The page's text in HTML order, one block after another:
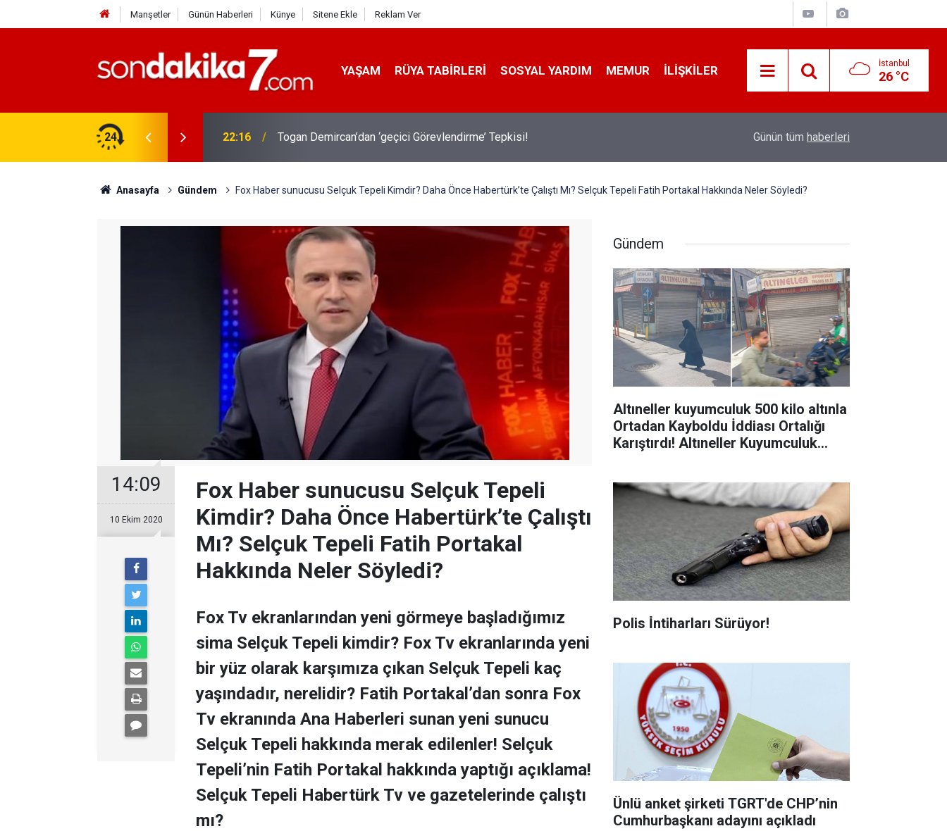
Manşetler Günün Haberleri Künye Sitene Ekle Reklam Ver
YAŞAM RÜYA TABIRLERI SOSYAL YARDIM MEMUR İLIŞKILER İstanbul
26 °C
24 22:16 Togan Demircan’dan ‘geçici Görevlendirme’ Tepkisi! Sıcak Havalarda Ödem Şikayetini Hafife
Günün tüm haberleri
Anasayfa Gündem Fox Haber sunucusu Selçuk Tepeli Kimdir? Daha Önce Habertürk’te Çalıştı Mı? Selçuk Tepeli Fatih Portakal Hakkında Neler Söyledi?
14:09
10 Ekim 2020
Fox Haber sunucusu Selçuk Tepeli
Kimdir? Daha Önce Habertürk’te Çalıştı
Mı? Selçuk Tepeli Fatih Portakal
Hakkında Neler Söyledi?
Fox Tv ekranlarından yeni görmeye başladığımız
sima Selçuk Tepeli kimdir? Fox Tv ekranlarında yeni
bir yüz olarak karşımıza çıkan Selçuk Tepeli kaç
yaşındadır, nerelidir? Fatih Portakal’dan sonra Fox
Tv ekranında Ana Haberleri sunan yeni sunucu
Selçuk Tepeli hakkında merak edilenler! Selçuk
Tepeli’nin Fatih Portakal hakkında yaptığı açıklama!
Selçuk Tepeli Habertürk Tv ve gazetelerinde çalıştı
mı?
Gündem
Altıneller kuyumculuk 500 kilo altınla
Ortadan Kayboldu İddiası Ortalığı
Karıştırdı! Altıneller Kuyumculuk
Polis İ̇ntiharları Sürüyor!
Ünlü anket şirketi TGRT'de CHP’nin
Cumhurbaşkanı adayını açıkladı